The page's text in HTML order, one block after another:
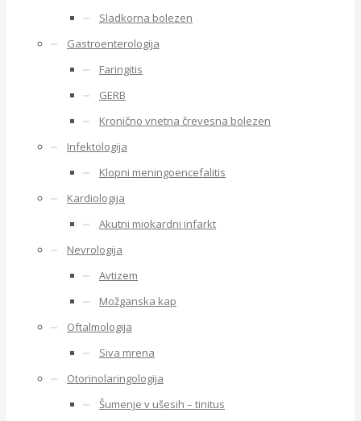
Sladkorna bolezen
Gastroenterologija
Faringitis
GERB
Kronično vnetna črevesna bolezen
Infektologija
Klopni meningoencefalitis
Kardiologija
Akutni miokardni infarkt
Nevrologija
Avtizem
Možganska kap
Oftalmologija
Siva mrena
Otorinolaringologija
Šumenje v ušesih – tinitus